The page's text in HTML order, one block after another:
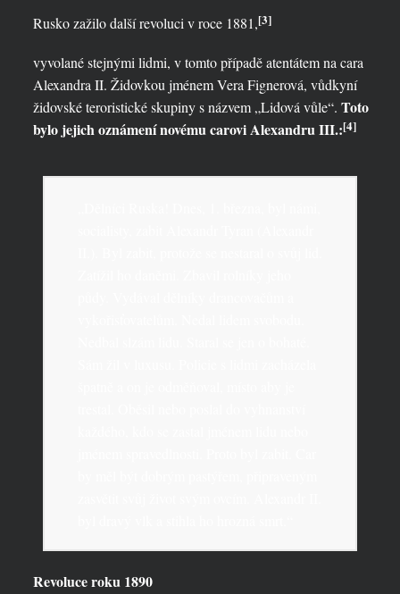
Rusko zažilo další revoluci v roce 1881,[3]
vyvolané stejnými lidmi, v tomto případě atentátem na cara
Alexandra II. Židovkou jménem Vera Fignerová, vůdkyní
židovské teroristické skupiny s názvem „Lidová vůle“. Toto
bylo jejich oznámení novému carovi Alexandru III.:[4]
Revoluce roku 1890